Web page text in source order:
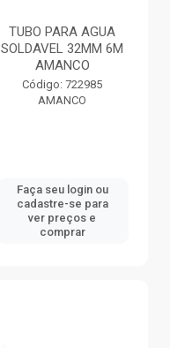
TUBO PARA AGUA
SOLDAVEL 32MM 6M
AMANCO
Código: 722985
AMANCO
Faça seu login ou
cadastre-se para
ver preços e
comprar